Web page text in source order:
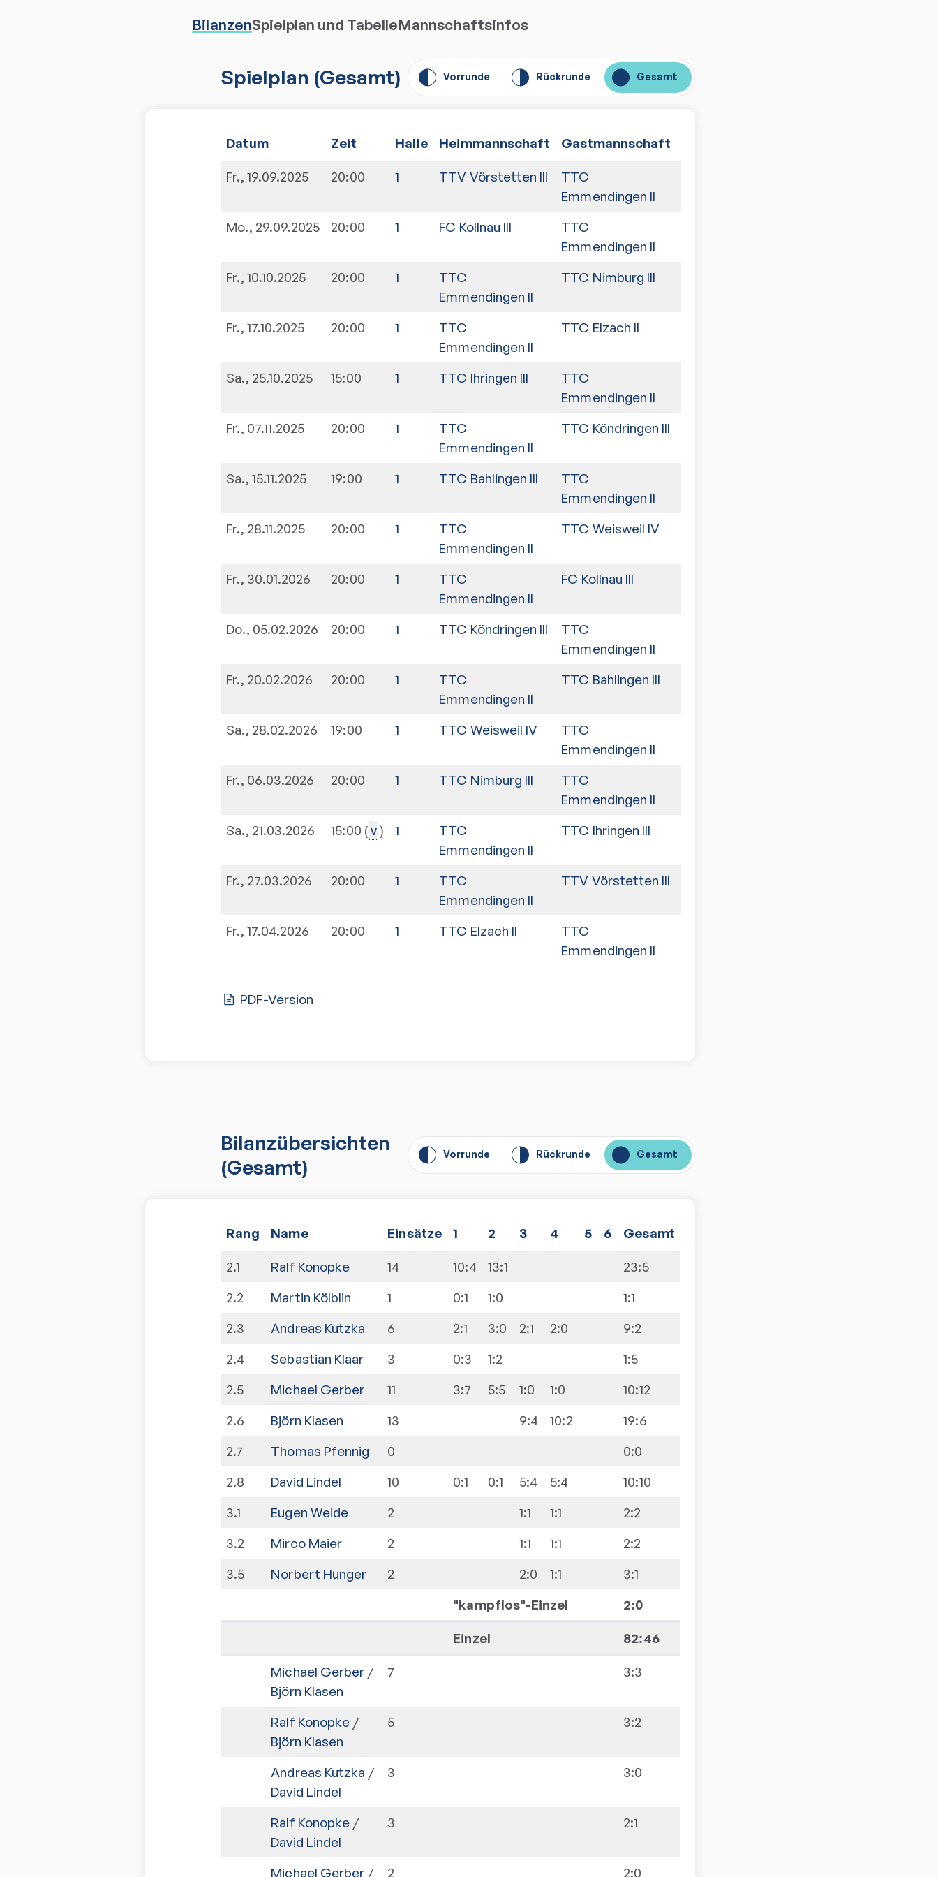
BilanzenSpielplan und TabelleMannschaftsinfos
Spielplan (Gesamt) Vorrunde Rückrunde Gesamt
Datum Zeit Halle Heimmannschaft Gastmannschaft
Fr., 19.09.2025 20:00 1 TTV Vörstetten III
TTC
Emmendingen II
Mo., 29.09.2025 20:00 1 FC Kollnau III
TTC
Emmendingen II
Fr., 10.10.2025 20:00 1
TTC
Emmendingen II
TTC Nimburg III
Fr., 17.10.2025 20:00 1
TTC
Emmendingen II
TTC Elzach II
Sa., 25.10.2025 15:00 1 TTC Ihringen III
TTC
Emmendingen II
Fr., 07.11.2025 20:00 1
TTC
Emmendingen II
TTC Köndringen III
Sa., 15.11.2025 19:00 1 TTC Bahlingen III
TTC
Emmendingen II
Fr., 28.11.2025 20:00 1
TTC
Emmendingen II
TTC Weisweil IV
Fr., 30.01.2026 20:00 1
TTC
Emmendingen II
FC Kollnau III
Do., 05.02.2026 20:00 1 TTC Köndringen III
TTC
Emmendingen II
Fr., 20.02.2026 20:00 1
TTC
Emmendingen II
TTC Bahlingen III
Sa., 28.02.2026 19:00 1 TTC Weisweil IV
TTC
Emmendingen II
Fr., 06.03.2026 20:00 1 TTC Nimburg III
TTC
Emmendingen II
Sa., 21.03.2026 15:00 v 1
TTC
Emmendingen II
TTC Ihringen III
Fr., 27.03.2026 20:00 1
TTC
Emmendingen II
TTV Vörstetten III
Fr., 17.04.2026 20:00 1 TTC Elzach II
TTC
Emmendingen II
PDF-Version
Bilanzübersichten
(Gesamt)
Vorrunde Rückrunde Gesamt
Rang Name Einsätze 1 2 3 4 5 6 Gesamt
2.1 Ralf Konopke 14 10:4 13:1 23:5
2.2 Martin Kölblin 1 0:1 1:0 1:1
2.3 Andreas Kutzka 6 2:1 3:0 2:1 2:0 9:2
2.4 Sebastian Klaar 3 0:3 1:2 1:5
2.5 Michael Gerber 11 3:7 5:5 1:0 1:0 10:12
2.6 Björn Klasen 13 9:4 10:2 19:6
2.7 Thomas Pfennig 0 0:0
2.8 David Lindel 10 0:1 0:1 5:4 5:4 10:10
3.1 Eugen Weide 2 1:1 1:1 2:2
3.2 Mirco Maier 2 1:1 1:1 2:2
3.5 Norbert Hunger 2 2:0 1:1 3:1
"kampflos"-Einzel
2:0
Einzel 82:46
Michael Gerber /
Björn Klasen
7 3:3
Ralf Konopke /
Björn Klasen
5 3:2
Andreas Kutzka /
David Lindel
3 3:0
Ralf Konopke /
David Lindel
3 2:1
Michael Gerber / 2 2:0